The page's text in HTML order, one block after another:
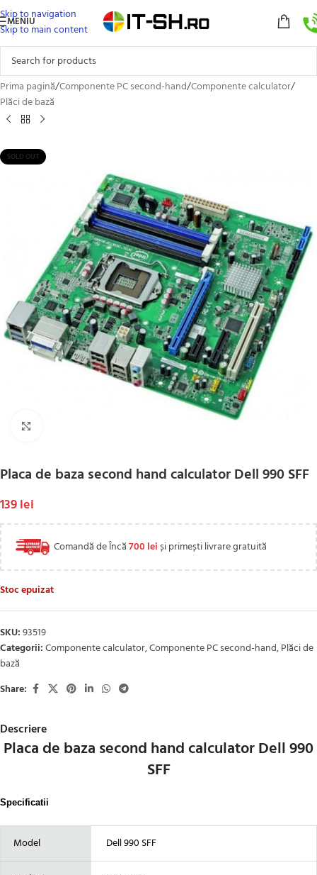
Skip to navigation
Skip to main content
MENIU
Prima pagină/Componente PC second-hand/Componente calculator/
Plăci de bază
SOLD OUT
Placa de baza second hand calculator Dell 990 SFF
139lei
Comandă de Încă700 leiși primești livrare gratuită
Stoc epuizat
SKU:93519
Categorii:Componente calculator,Componente PC second-hand,Plăci de
bază
Share:
Descriere
Placa de baza second hand calculator Dell 990
SFF
Specificatii
Model Dell 990 SFF